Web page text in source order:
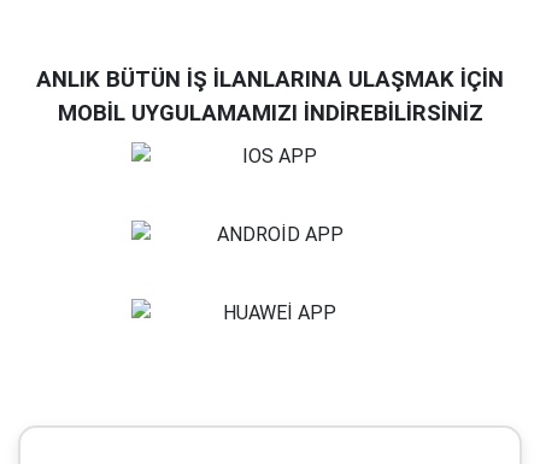
ANLIK BÜTÜN İŞ İLANLARINA ULAŞMAK İÇİN
MOBİL UYGULAMAMIZI İNDİREBİLİRSİNİZ